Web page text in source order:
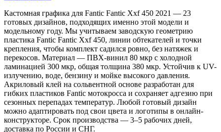
Кастомная графика для Fantic Fantic Xxf 450 2021 — 23
готовых дизайнов, подходящих именно этой модели и
модельному году. Мы учитываем заводскую геометрию
пластика Fantic Fantic Xxf 450, линии обтекателей и точки
крепления, чтобы комплект садился ровно, без натяжек и
перекосов. Материал — ПВХ-винил 80 мкр с холодной
ламинацией 300 мкр, общая толщина 380 мкр. Устойчив к UV-
излучению, воде, бензину и мойке высокого давления.
Акриловый клей на сольвентной основе разработан для
гибких пластиков Fantic мотокросса и сохраняет адгезию при
сезонных перепадах температур. Любой готовый дизайн
можно адаптировать под свои цвета и логотипы в онлайн-
конструкторе. Срок производства — 3–5 рабочих дней,
доставка по России и СНГ.